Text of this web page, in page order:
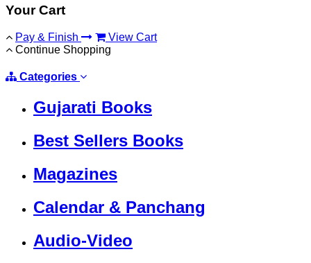
Your Cart
Pay & Finish
View Cart
Continue Shopping
Categories
Gujarati Books
Best Sellers Books
Magazines
Calendar & Panchang
Audio-Video